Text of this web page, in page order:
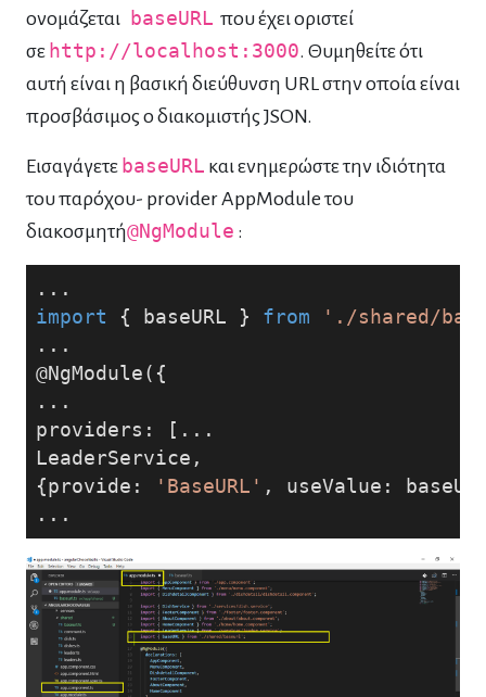
ονομάζεται baseURL που έχει οριστεί
σε http://localhost:3000. Θυμηθείτε ότι
αυτή είναι η βασική διεύθυνση URL στην οποία είναι
προσβάσιμος ο διακομιστής JSON.
Εισαγάγετε baseURL και ενημερώστε την ιδιότητα
του παρόχου- provider AppModule του
διακοσμητή@NgModule :
...
import { baseURL } from
'./shared/
...
@NgModule({
...
providers: [...
LeaderService,
{provide:
'BaseURL' , useValue:
...